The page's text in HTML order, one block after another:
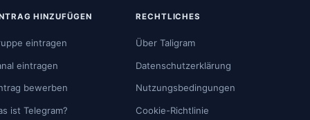
HINZUFÜGEN
eintragen
eintragen
bewerben
ist Telegram?
RECHTLICHES
Über Taligram
Datenschutzerklärung
Nutzungsbedingungen
Cookie-Richtlinie